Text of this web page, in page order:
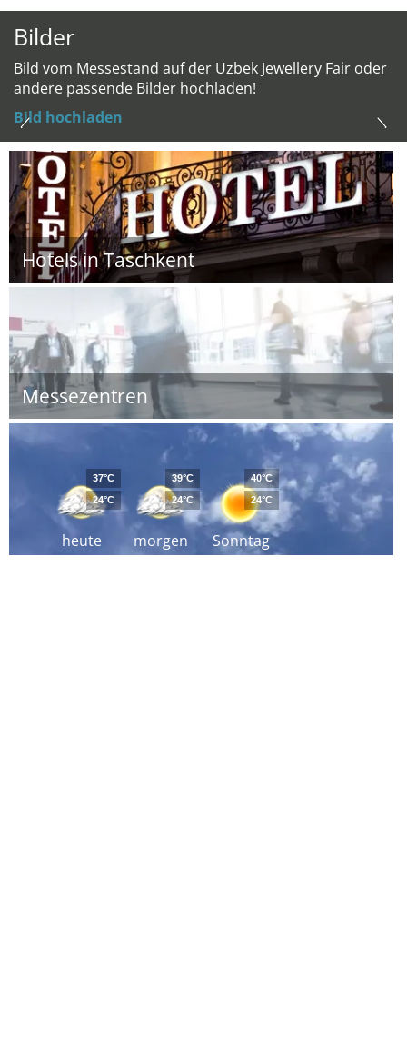
Bilder
Bild vom Messestand auf der Uzbek Jewellery Fair oder
andere passende Bilder hochladen!
Bild hochladen
Hotels in Taschkent
Messezentren
heute
37°C
24°C
morgen
39°C
24°C
Sonntag
40°C
24°C